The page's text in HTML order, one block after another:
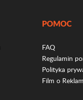
POMOC
FAQ
Regulamin
Polityka
Film o